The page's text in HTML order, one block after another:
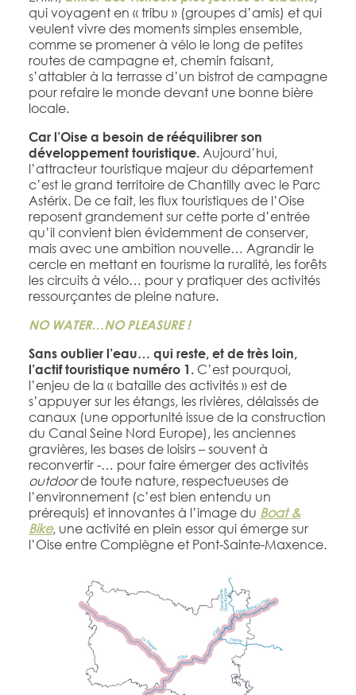
qui voyagent en « tribu » (groupes d’amis) et qui
veulent vivre des moments simples ensemble,
comme se promener à vélo le long de petites
routes de campagne et, chemin faisant,
s’attabler à la terrasse d’un bistrot de campagne
pour refaire le monde devant une bonne bière
locale.
Car l’Oise a besoin de rééquilibrer son
développement touristique.Aujourd’hui,
l’attracteur touristique majeur du département
c’est le grand territoire de Chantilly avec le Parc
Astérix. De ce fait, les flux touristiques de l’Oise
reposent grandement sur cette porte d’entrée
qu’il convient bien évidemment de conserver,
mais avec une ambition nouvelle… Agrandir le
cercle en mettant en tourisme la ruralité, les forêts
les circuits à vélo… pour y pratiquer des activités
ressourçantes de pleine nature.
NO WATER…NO PLEASURE !
Sans oublier l’eau… qui reste, et de très loin,
l’actif touristique numéro 1.C’est pourquoi,
l’enjeu de la « bataille des activités » est de
s’appuyer sur les étangs, les rivières, délaissés de
canaux (une opportunité issue de la construction
du Canal Seine Nord Europe), les anciennes
gravières, les bases de loisirs – souvent à
reconvertir -… pour faire émerger des activités
outdoorde toute nature, respectueuses de
l’environnement (c’est bien entendu un
prérequis) et innovantes à l’image du Boat &
Bike, une activité en plein essor qui émerge sur
l’Oise entre Compiègne et Pont-Sainte-Maxence.